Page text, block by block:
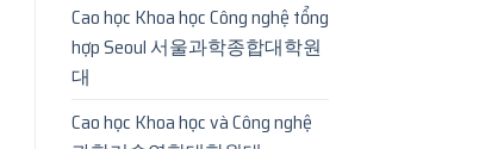
Cao học Khoa học Công nghệ tổng
hợp Seoul 서울과학종합대학원
대
Cao học Khoa học và Công nghệ